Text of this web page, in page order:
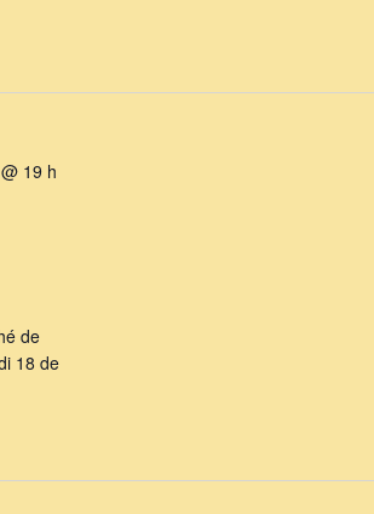
19 h
de
18 de